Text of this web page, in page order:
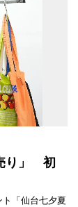
り」 初
「仙台七夕夏